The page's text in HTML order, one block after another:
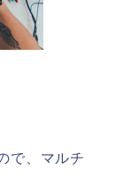
で、マルチ